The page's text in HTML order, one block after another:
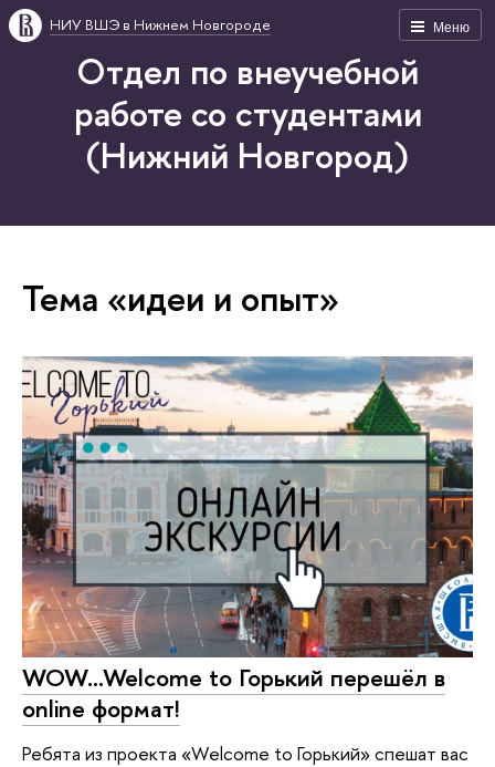
Меню
НИУ ВШЭ в Нижнем Новгороде
Отдел по внеучебной
работе со студентами
(Нижний Новгород)
Тема «идеи и опыт»
WOW…Welcome to Горький перешёл в
online формат!
Ребята из проекта «Welcome to Горький» спешат вас